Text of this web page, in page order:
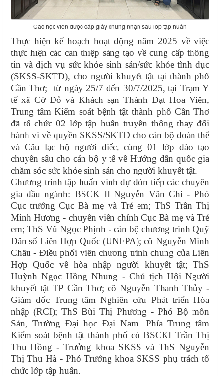
Các học viên được cấp giấy chứng nhận sau lớp tập huấn
Thực hiện kế hoạch hoạt động năm 2025 về việc
thực hiện các can thiệp sáng tạo về cung cấp thông
tin và dịch vụ sức khỏe sinh sản/sức khỏe tình dục
(SKSS-SKTD), cho người khuyết tật tại thành phố
Cần Thơ; từ ngày 25/7 đến 30/7/2025, tại Trạm Y
tế xã Cờ Đỏ và Khách sạn Thành Đạt Hoa Viên,
Trung tâm Kiểm soát bệnh tật thành phố Cần Thơ
đã tổ chức 02 lớp tập huấn truyền thông thay đổi
hành vi về quyền SKSS/SKTD cho cán bộ đoàn thể
và Câu lạc bộ người điếc, cùng 01 lớp đào tạo
chuyên sâu cho cán bộ y tế về Hướng dẫn quốc gia
chăm sóc sức khỏe sinh sản cho người khuyết tật.
Chương trình tập huấn vinh dự đón tiếp các chuyên
gia đầu ngành: BSCK II Nguyễn Văn Chi - Phó
Cục trưởng Cục Bà mẹ và Trẻ em; ThS Trần Thị
Minh Hương - chuyên viên chính Cục Bà mẹ và Trẻ
em; ThS Vũ Ngọc Phịnh - cán bộ chương trình Quỹ
Dân số Liên Hợp Quốc (UNFPA); cô Nguyễn Minh
Châu - Điều phối viên chương trình chung của Liên
Hợp Quốc về hòa nhập người khuyết tật; ThS
Huỳnh Ngọc Hồng Nhung - Chủ tịch Hội Người
khuyết tật TP Cần Thơ; cô Nguyễn Thanh Thủy -
Giám đốc Trung tâm Nghiên cứu Phát triển Hòa
nhập (RCI); ThS Bùi Thị Phương - Phó Bộ môn
Sản, Trường Đại học Đại Nam. Phía Trung tâm
Kiểm soát bệnh tật thành phố có BSCKI Trần Thị
Thu Hồng - Trưởng khoa SKSS và ThS Nguyễn
Thị Thu Hà - Phó Trưởng khoa SKSS phụ trách tổ
chức lớp tập huấn.